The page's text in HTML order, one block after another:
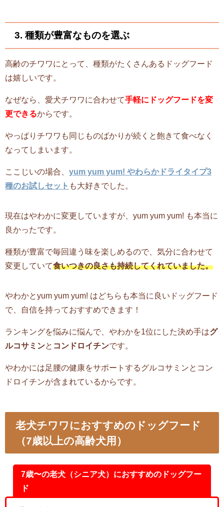
3. 種類が豊富なものを選ぶ
高齢のチワワにとって、種類がたくさんあるドッグフード
は嬉しいです。
なぜなら、愛犬チワワに合わせて手軽にドッグフードを変
更できるからです。
やっぱりチワワも同じものばかりが続くと飽きて食べなく
なってしまいます。
ここじいの場合、 yum yum yum! やわらかドライタイプ3
種のお試しセット も大好きでした。
現在はやわかに変更していますが、yum yum yum! も本当に
良かったです。
種類が豊富で毎回違う味を楽しめるので、 気分に合わせて
変更していて食いつきの良さも持続してくれていました。
やわかとyum yum yum! はどちらも本当に良いドッグフード
で、自信を持っておすすめできます！
ランキングを悩みに悩んで、やわかを1位にした決め手はグ
ルコサミンと コンドロイチンです。
やわかには足腰の健康をサポートするグルコサミンとコン
ドロイチンが含まれているからです。
老犬チワワにおすすめのドッグフード
（7歳以上の高齢犬用）
7歳〜の老犬（シニア犬）におすすめのドッグフー
ド